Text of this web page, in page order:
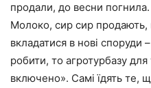
продали, до весни погнила.
Молоко, сир сир продають,
вкладатися в нові споруди
робити, то агротурбазу
включено». Самі їдять те,